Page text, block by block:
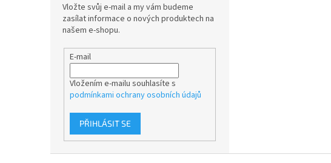
Vložte svůj e-mail a my vám budeme
zasílat informace o nových produktech na
našem e-shopu.
E-mail
Vložením e-mailu souhlasíte s
podmínkami ochrany osobních údajů
PŘIHLÁSIT SE